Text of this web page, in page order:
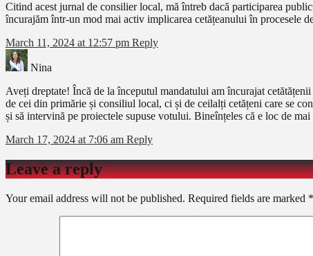
Citind acest jurnal de consilier local, mă întreb dacă participarea
încurajăm într-un mod mai activ implicarea cetățeanului în procesele
March 11, 2024 at 12:57 pm Reply
Nina
Aveți dreptate! Încă de la începutul mandatului am încurajat
de cei din primărie și consiliul local, ci și de ceilalți cetățeni care se
și să intervină pe proiectele supuse votului. Bineînțeles că e loc de
March 17, 2024 at 7:06 am Reply
Leave a reply
Your email address will not be published. Required fields are marked *